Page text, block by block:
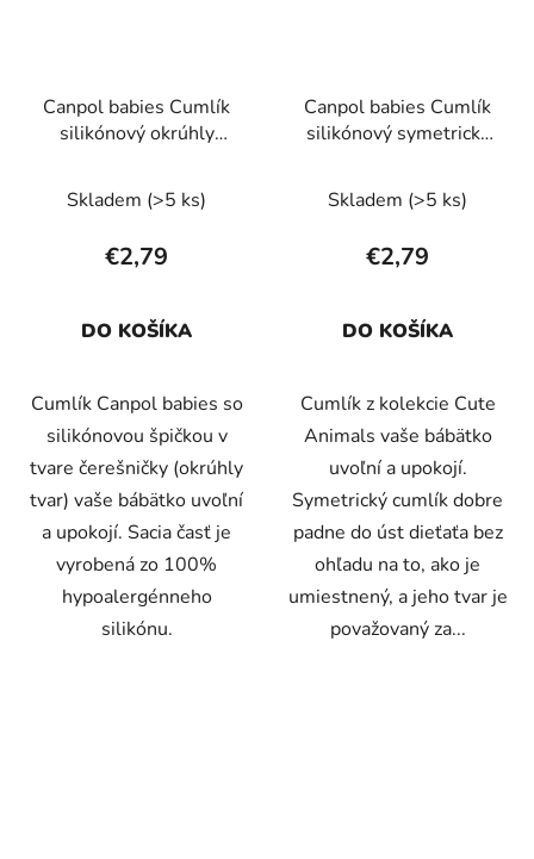
Canpol babies Cumlík
silikónový okrúhly
18m 1k leňochod
Skladem (>5 ks)
€2,79
DO KOŠÍKA
Cumlík Canpol babies so
silikónovou špičkou v
tvare čerešničky (okrúhly
tvar) vaše bábätko uvoľní
a upokojí. Sacia časť je
vyrobená zo 100%
hypoalergénneho
silikónu.
Canpol babies Cumlík
silikónový symetrický
1ks modrý
Skladem (>5 ks)
€2,79
DO KOŠÍKA
Cumlík z kolekcie Cute
Animals vaše bábätko
uvoľní a upokojí.
Symetrický cumlík dobre
padne do úst dieťaťa bez
ohľadu na to, ako je
umiestnený, a jeho tvar je
považovaný za...